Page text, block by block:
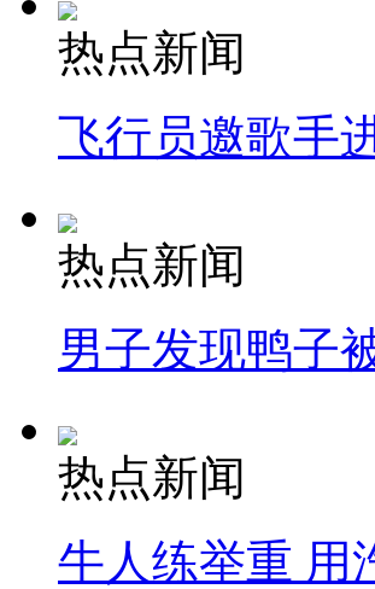
热点新闻
飞行员邀歌手
热点新闻
男子发现鸭子
热点新闻
牛人练举重 用